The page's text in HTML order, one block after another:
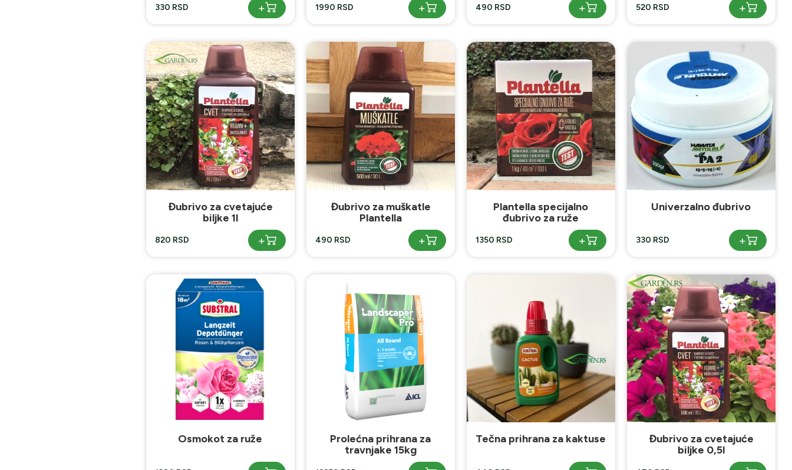
330 RSD + 1990 RSD + 490 RSD + 520 RSD +
Đubrivo za cvetajuće
biljke 1l
820 RSD +
Đubrivo za muškatle
Plantella
490 RSD +
Plantella specijalno
đubrivo za ruže
1350 RSD +
Univerzalno đubrivo
330 RSD +
Osmokot za ruže
Prolećna prihrana za
travnjake 15kg
Tečna prihrana za kaktuse
Đubrivo za cvetajuće
biljke 0,5l